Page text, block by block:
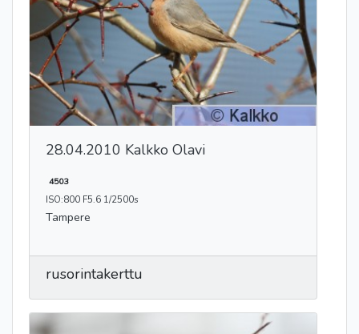
28.04.2010 Kalkko Olavi
4503
ISO:800 F5.6 1/2500s
Tampere
rusorintakerttu